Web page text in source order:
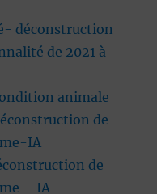
déconstruction
de 2021 à
animale
de
IA
de
– IA